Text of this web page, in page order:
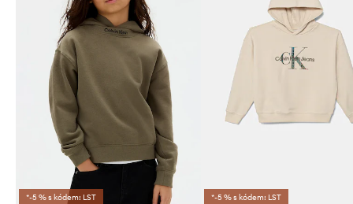
*-5 % s kódem: LST *-5 % s kódem: LST